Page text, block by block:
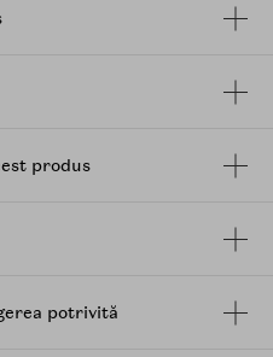
de dermatologi:
martorele unei
radiant.
produs
potrivită